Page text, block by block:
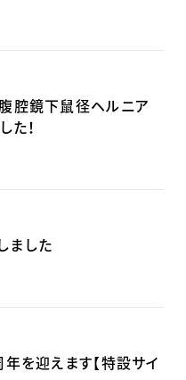
腔鏡下鼠径ヘルニア
た！
ました
を迎えます【特設サイ